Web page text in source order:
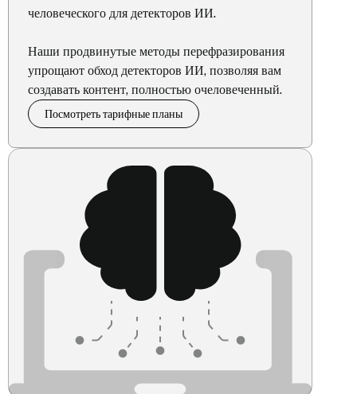
человеческого для детекторов ИИ.
Наши продвинутые методы перефразирования
упрощают обход детекторов ИИ, позволяя вам
создавать контент, полностью очеловеченный.
Посмотреть тарифные планы